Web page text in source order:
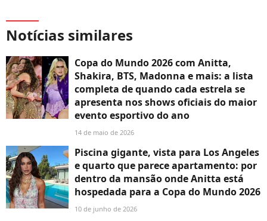
Notícias similares
Copa do Mundo 2026 com Anitta,
Shakira, BTS, Madonna e mais: a lista
completa de quando cada estrela se
apresenta nos shows oficiais do maior
evento esportivo do ano
14 de maio de 2026
Piscina gigante, vista para Los Angeles
e quarto que parece apartamento: por
dentro da mansão onde Anitta está
hospedada para a Copa do Mundo 2026
10 de junho de 2026